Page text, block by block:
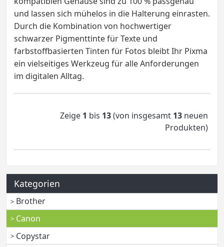
und lassen sich mühelos in die Halterung einrasten.
Durch die Kombination von hochwertiger
schwarzer Pigmenttinte für Texte und
farbstoffbasierten Tinten für Fotos bleibt Ihr Pixma
ein vielseitiges Werkzeug für alle Anforderungen
im digitalen Alltag.
Zeige 1 bis 13(von insgesamt 13 neuen
Produkten)
Kategorien
Brother
Canon
Copystar